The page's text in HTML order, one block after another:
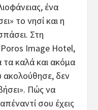
ένα
το νησί και η
Στη
Image Hotel,
τα καλά και ακόμα
δεν
Πώς να
σου έχεις